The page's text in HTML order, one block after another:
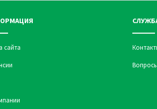
сайта